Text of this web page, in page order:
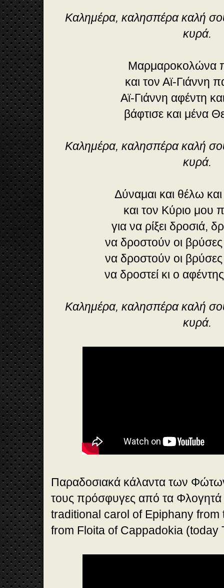
Καλημέρα, καλησπέρα καλή
κυρά.
Μαρμαροκολώνα
και τον Αϊ-Γιάννη
Αϊ-Γιάννη αφέντη
βάφτισε και μένα
Καλημέρα, καλησπέρα καλή
κυρά.
Δύναμαι και θέλω
και τον Κύριο μου
για να ρίξει δροσιά,
να δροστούν οι
να δροστούν οι
να δροστεί κι ο
Καλημέρα, καλησπέρα καλή
κυρά.
Παραδοσιακά κάλαντα των
τους πρόσφυγες από τα
traditional carol of Epiphany
from Floita of Cappadokia (today